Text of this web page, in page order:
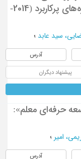
پژوهشی، شبکه‌های علمی و کلیدواژه‌های پرکاربرد (2014-
سید عابد؛
آدرس
پیشنهاد دیگران
حرفه‌ای معلم»:
امیر؛
آدرس